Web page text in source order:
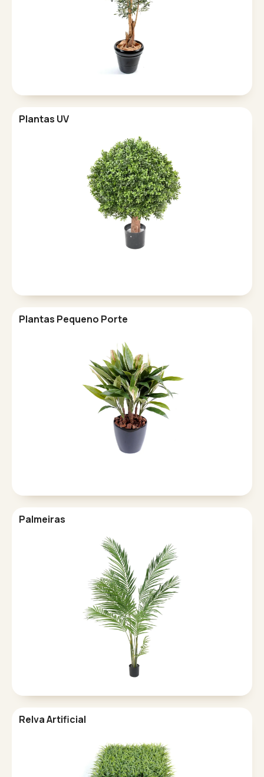
Plantas UV
Plantas Pequeno Porte
Palmeiras
Relva Artificial